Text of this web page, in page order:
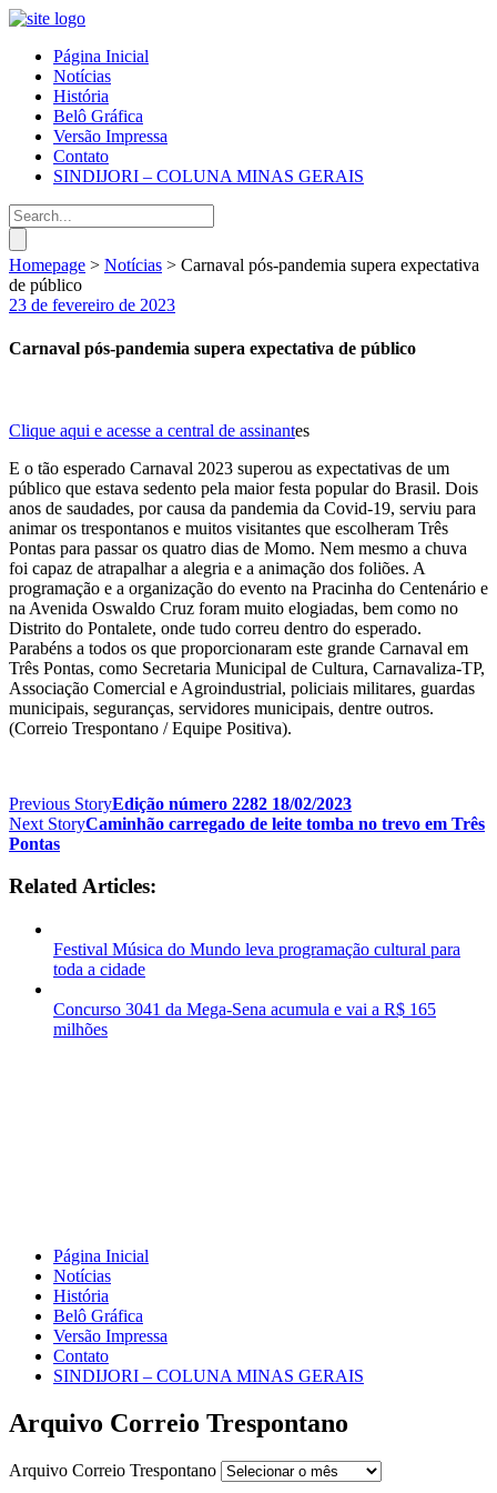
Página Inicial
Notícias
História
Belô Gráfica
Versão Impressa
Contato
SINDIJORI – COLUNA MINAS GERAIS
Homepage > Notícias > Carnaval pós-pandemia supera expectativa
de público
23 de fevereiro de 2023
Carnaval pós-pandemia supera expectativa de público
Clique aqui e acesse a central de assinantes
E o tão esperado Carnaval 2023 superou as expectativas de um
público que estava sedento pela maior festa popular do Brasil. Dois
anos de saudades, por causa da pandemia da Covid-19, serviu para
animar os trespontanos e muitos visitantes que escolheram Três
Pontas para passar os quatro dias de Momo. Nem mesmo a chuva
foi capaz de atrapalhar a alegria e a animação dos foliões. A
programação e a organização do evento na Pracinha do Centenário e
na Avenida Oswaldo Cruz foram muito elogiadas, bem como no
Distrito do Pontalete, onde tudo correu dentro do esperado.
Parabéns a todos os que proporcionaram este grande Carnaval em
Três Pontas, como Secretaria Municipal de Cultura, Carnavaliza-TP,
Associação Comercial e Agroindustrial, policiais militares, guardas
municipais, seguranças, servidores municipais, dentre outros.
(Correio Trespontano / Equipe Positiva).
Previous StoryEdição número 2282 18/02/2023
Next StoryCaminhão carregado de leite tomba no trevo em Três
Pontas
Related Articles:
Festival Música do Mundo leva programação cultural para
toda a cidade
Concurso 3041 da Mega-Sena acumula e vai a R$ 165
milhões
Página Inicial
Notícias
História
Belô Gráfica
Versão Impressa
Contato
SINDIJORI – COLUNA MINAS GERAIS
Arquivo Correio Trespontano
Arquivo Correio Trespontano